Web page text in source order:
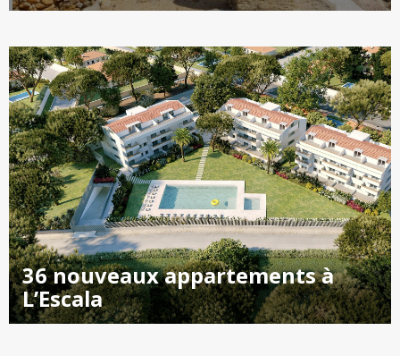
36 nouveaux appartements à
L’Escala